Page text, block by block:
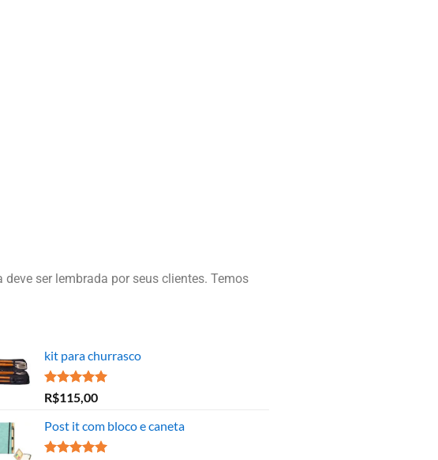
ser lembrada por seus clientes. Temos
kit para churrasco
Avaliação
5.00
de 5
R$115,00
Post it com bloco e caneta